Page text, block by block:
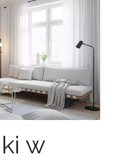
w